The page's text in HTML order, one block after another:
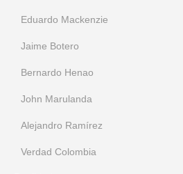
Eduardo Mackenzie
Jaime Botero
Bernardo Henao
John Marulanda
Alejandro Ramírez
Verdad Colombia